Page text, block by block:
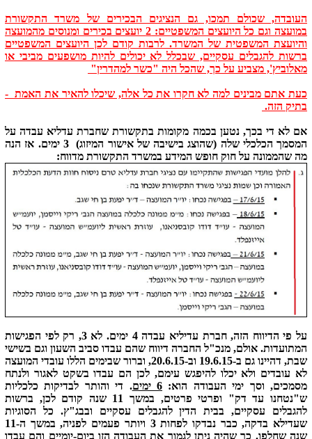
העובדה, שכולם תמכו, גם הנציגים הבכירים של משרד התקשורת
במועצה וגם כל היועצים המשפטיים: 2 יועצים בכירים ומנוסים מהמועצה
והיועצת המשפטית של המשרד. לרבות קודם לכן היועצים המשפטיים
ברשות להגבלים עסקיים, שבכלל לא יכולים להיות מושפעים מביבי או
מאלוביץ', מצביע על כך, שהכל היה "כשר למהדרין"
כעת אתם מבינים למה לא חקרו את כל אלה, שיכלו להאיר את האמת -
בתיק הזה.
אם לא די בכך, נטען בכמה מקומות בתקשורת שחברת עדליא עבדה על
המסמך הכלכלי שלה (שהוצג בישיבה של אישור המיזוג) 3 ימים. אז הנה
מה שהממונה על חוק חופש המידע במשרד התקשורת מדווח:
על פי הדיווח הזה, חברת עדיליא עבדה 4 ימים. לא 3, רק לפי הפגישות
המתועדות. אולם, מנכ"ל החברה דיווח שהם עבדו סביב השעון וגם בשישי
שבת, דהיינו גם ב-19.6.15 וב-20.6.15, וברור שבימים הללו עובדי המועצה
לא עובדים ולא יכלו להיפגש עימם, לכן הם עבדו בשקט לאגור ולנתח
מסמכים, וסך ימי העבודה הוא: 6 ימים
. די והותר לבדיקות כלכליות
ש"נטחנו עד דק" ופרטי פרטים, במשך 11 שנה קודם לכן, ברשות
להגבלים עסקיים, בבית הדין להגבלים עסקיים ובבג"ץ. כל הסוגיות
שעדילא בדקה, כבר נבדקו לפחות 3 ויותר פעמים לפניה, במשך ה-11
שנה שחלפו. כך שהיה ניתן לגמור את העבודה הזו ביום-יומיים והם עבדו